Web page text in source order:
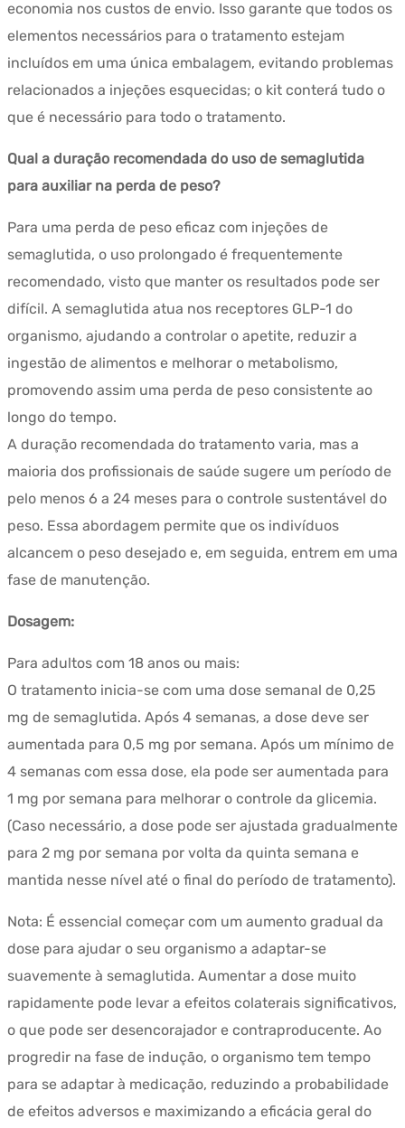
economia nos custos de envio. Isso garante que todos os
elementos necessários para o tratamento estejam
incluídos em uma única embalagem, evitando problemas
relacionados a injeções esquecidas; o kit conterá tudo o
que é necessário para todo o tratamento.
Qual a duração recomendada do uso de semaglutida
para auxiliar na perda de peso?
Para uma perda de peso eficaz com injeções de
semaglutida, o uso prolongado é frequentemente
recomendado, visto que manter os resultados pode ser
difícil. A semaglutida atua nos receptores GLP-1 do
organismo, ajudando a controlar o apetite, reduzir a
ingestão de alimentos e melhorar o metabolismo,
promovendo assim uma perda de peso consistente ao
longo do tempo.
A duração recomendada do tratamento varia, mas a
maioria dos profissionais de saúde sugere um período de
pelo menos 6 a 24 meses para o controle sustentável do
peso. Essa abordagem permite que os indivíduos
alcancem o peso desejado e, em seguida, entrem em uma
fase de manutenção.
Dosagem:
Para adultos com 18 anos ou mais:
O tratamento inicia-se com uma dose semanal de 0,25
mg de semaglutida. Após 4 semanas, a dose deve ser
aumentada para 0,5 mg por semana. Após um mínimo de
4 semanas com essa dose, ela pode ser aumentada para
1 mg por semana para melhorar o controle da glicemia.
(Caso necessário, a dose pode ser ajustada gradualmente
para 2 mg por semana por volta da quinta semana e
mantida nesse nível até o final do período de tratamento).
Nota: É essencial começar com um aumento gradual da
dose para ajudar o seu organismo a adaptar-se
suavemente à semaglutida. Aumentar a dose muito
rapidamente pode levar a efeitos colaterais significativos,
o que pode ser desencorajador e contraproducente. Ao
progredir na fase de indução, o organismo tem tempo
para se adaptar à medicação, reduzindo a probabilidade
de efeitos adversos e maximizando a eficácia geral do